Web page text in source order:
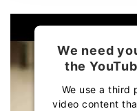
We need
the
We use a third
video content